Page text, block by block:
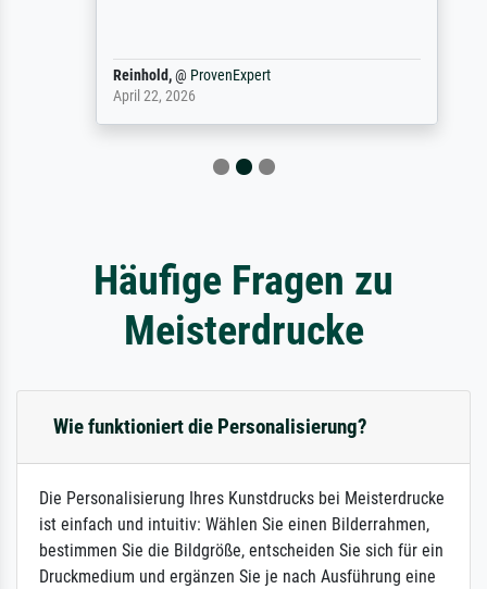
Reinhold,@ProvenExpert
April 22, 2026
Häufige Fragen zu
Meisterdrucke
Wie funktioniert die Personalisierung?
Die Personalisierung Ihres Kunstdrucks bei Meisterdrucke
ist einfach und intuitiv: Wählen Sie einen Bilderrahmen,
bestimmen Sie die Bildgröße, entscheiden Sie sich für ein
Druckmedium und ergänzen Sie je nach Ausführung eine